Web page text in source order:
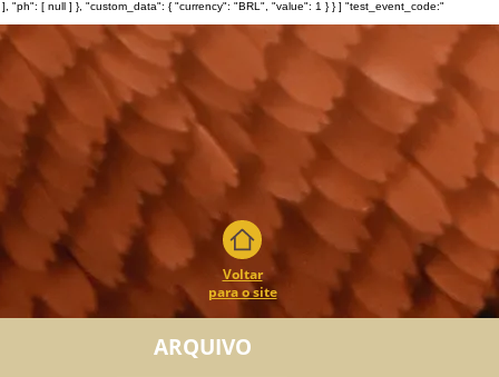
[ null ] }, "custom_data": { "currency": "BRL", "value": 1 } } ] "test_event_code:"
Voltar
para o site
ARQUIVO